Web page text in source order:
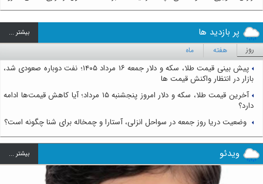
پر بازدید ها بيشتر ...
روز هفته ماه
پیش بینی قیمت طلا، سکه و دلار جمعه ۱۶ مرداد ۱۴۰۵؛ نفت دوباره صعودی شد،
بازار در انتظار واکنش قیمت ها
آخرین قیمت طلا، سکه و دلار امروز پنجشنبه ۱۵ مرداد؛ آیا کاهش قیمت‌ها ادامه
دارد؟
وضعیت دریا روز جمعه در سواحل انزلی، آستارا و چمخاله برای شنا چگونه است؟
ویدئو بيشتر ...